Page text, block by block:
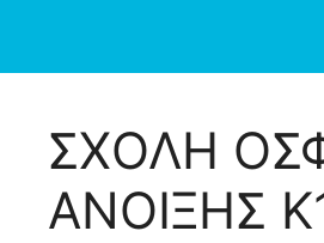
ΣΧΟΛΗ
ΑΝΟΙΞΗΣ